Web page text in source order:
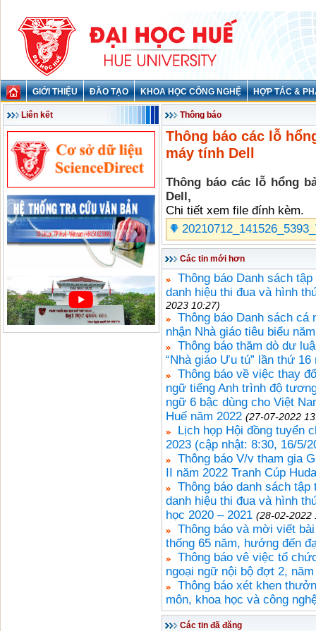
GIỚI THIỆU ĐÀO TẠO KHOA HỌC CÔNG NGHỆ HỢP TÁC &
Liên kết Thông báo
Thông báo các lỗ
máy tính Dell
Thông báo các lỗ hổng
Dell,
Chi tiết xem file đính kèm.
Các tin mới hơn
Thông báo Danh sách
danh hiệu thi đua và hình
2023 10:27)
Thông báo Danh sách cá
nhận Nhà giáo tiêu biểu
Thông báo thăm dò dư
“Nhà giáo Ưu tú” lần thứ 16
Thông báo về việc thay
ngữ tiếng Anh trình độ
ngữ 6 bậc dùng cho Việt
Huế năm 2022 (27-07-2022
Lịch họp Hội đồng tuyển
2023 (cập nhật: 8:30, 16/5/
Thông báo V/v tham gia
II năm 2022 Tranh Cúp
Thông báo danh sách
danh hiệu thi đua và hình
học 2020 – 2021 (28-02-2022
Thông báo và mời viết
thống 65 năm, hướng đến
Thông báo vê việc tổ
ngoại ngữ nội bộ đợt 2,
Thông báo xét khen
môn, khoa học và công
Các tin đã đăng